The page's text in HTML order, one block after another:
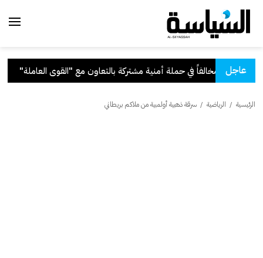
عاجلمع "القوى العاملة"
الرئيسية / الرياضية / سرقة ذهبية أولمبية من ملاكم بريطاني